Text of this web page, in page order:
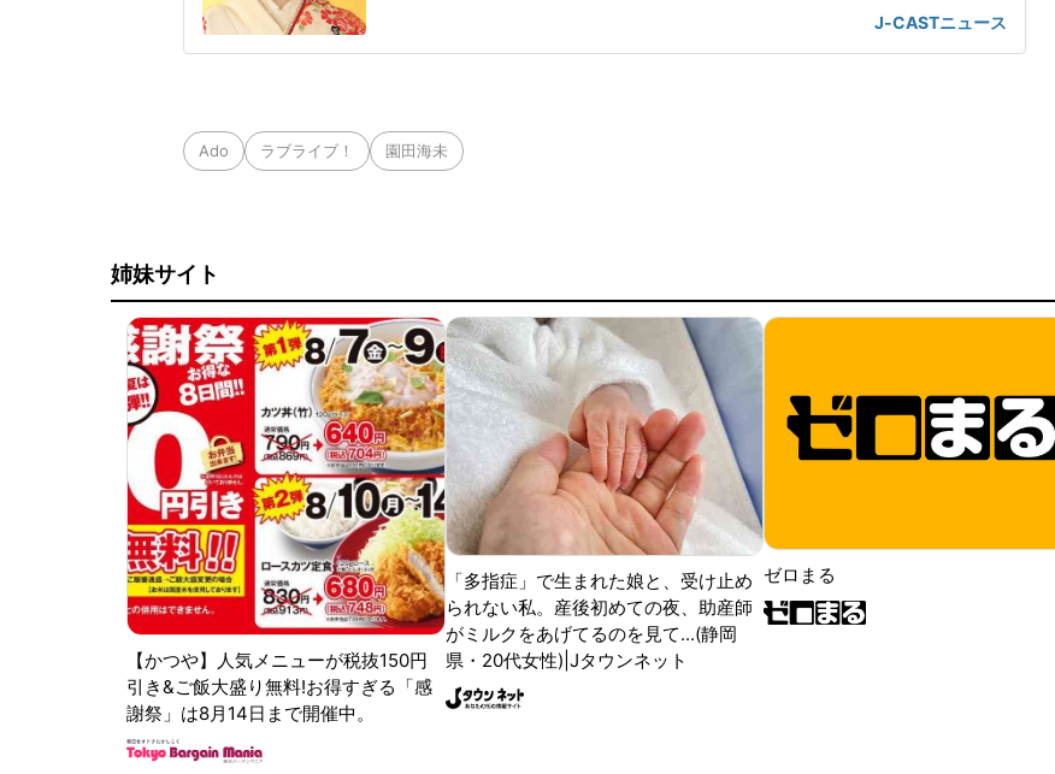
た。禁止事項の「特定のファンとの繋がりが発覚」も復帰を要望AKB48の運営会
社、DHの発表によると、花田さんが25年12月頃より体調不良を理由とする遅刻を
J-CASTニュース
Ado ラブライブ！ 園田海未
姉妹サイト
【かつや】人気メニューが税抜150円
引き&ご飯大盛り無料!お得すぎる「感
謝祭」は8月14日まで開催中。
「多指症」で生まれた娘と、受け止め
られない私。産後初めての夜、助産師
がミルクをあげてるのを見て...(静岡
県・20代女性)|Jタウンネット
ゼロまる